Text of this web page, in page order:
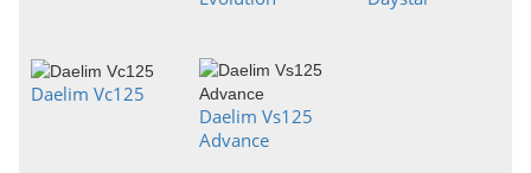
Daelim Vc125
Daelim Vs125
Advance